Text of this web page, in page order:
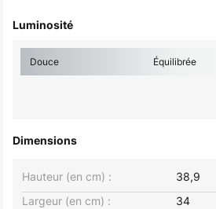
Luminosité
Douce Équilibrée
Dimensions
Largeur (en cm) : 34
Hauteur (en cm) : 38,9